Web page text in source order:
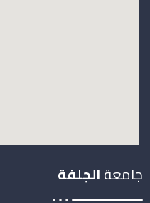
جامعةالجلفة